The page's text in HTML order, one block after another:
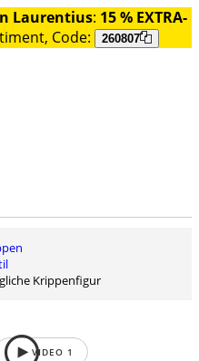
Laurentius: 15 % EXTRA-
Code: 260807
Krippenfigur
VIDEO 1